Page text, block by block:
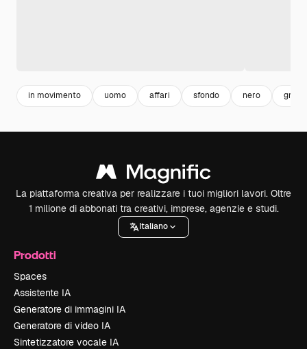
in movimento uomo affari sfondo nero
La piattaforma creativa per realizzare i tuoi migliori lavori. Oltre
1 milione di abbonati tra creativi, imprese, agenzie e studi.
Italiano
Prodotti
Spaces
Assistente IA
Generatore di immagini IA
Generatore di video IA
Sintetizzatore vocale IA